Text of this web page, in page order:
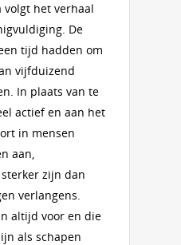
het verhaal
De
tijd hadden om
vijfduizend
In plaats van te
actief en aan het
in mensen
aan,
zijn dan
verlangens.
altijd voor en die
als schapen